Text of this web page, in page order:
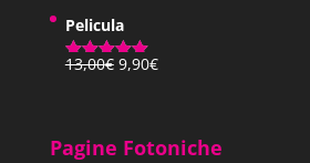
Pagina 44 | Pos. 663-64
Indipendentemente da
Pelicula
Valutato
13,00€ Il
13,00€.
9,90€Il
9,90€.
Pagine Fotoniche